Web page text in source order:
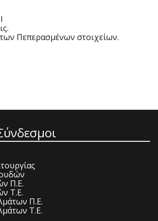
Πεπερασμένων στοιχείων.
Π.Ε.
Τ.Ε.
Π.Ε.
Τ.Ε.